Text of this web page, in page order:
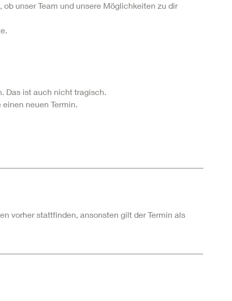
unser Team und unsere Möglichkeiten zu dir
Das ist auch nicht tragisch.
neuen Termin.
vorher stattfinden, ansonsten gilt der Termin als